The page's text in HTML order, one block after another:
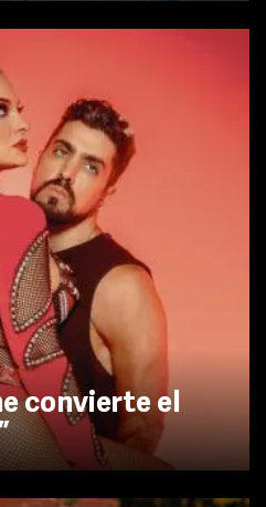
convierte el